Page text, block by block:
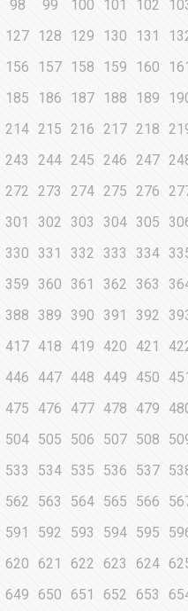
98 99 100 101 102
127 128 129 130 131
156 157 158 159 160
185 186 187 188 189
214 215 216 217 218
243 244 245 246 247
272 273 274 275 276
301 302 303 304 305
330 331 332 333 334
359 360 361 362 363
388 389 390 391 392
417 418 419 420 421
446 447 448 449 450
475 476 477 478 479
504 505 506 507 508
533 534 535 536 537
562 563 564 565 566
591 592 593 594 595
620 621 622 623 624
649 650 651 652 653